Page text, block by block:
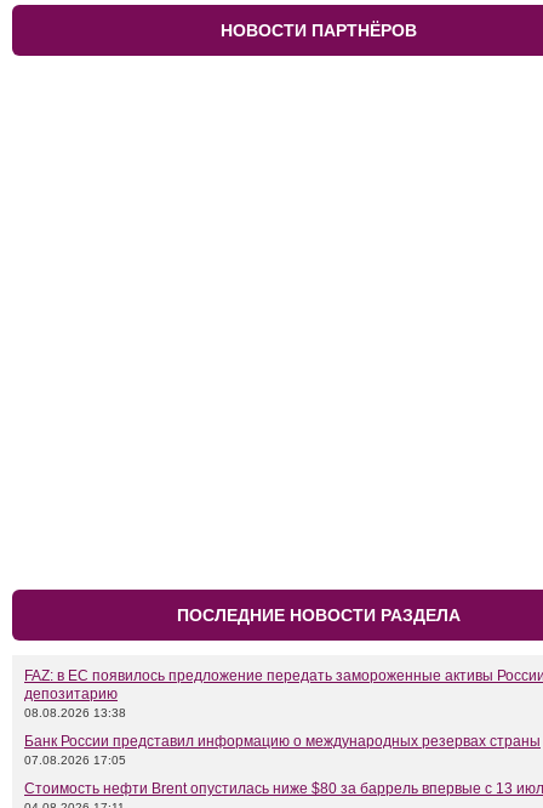
НОВОСТИ ПАРТНЁРОВ
ПОСЛЕДНИЕ НОВОСТИ РАЗДЕЛА
FAZ: в ЕС появилось предложение передать замороженные активы
депозитарию
08.08.2026 13:38
Банк России представил информацию о международных резервах страны
07.08.2026 17:05
Стоимость нефти Brent опустилась ниже $80 за баррель впервые с 13